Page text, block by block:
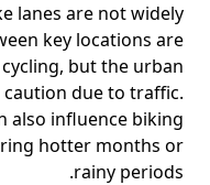
lanes are not widely
key locations are
but the urban
due to traffic.
also influence biking
hotter months or
rainy periods.